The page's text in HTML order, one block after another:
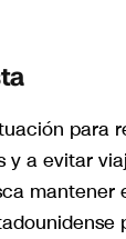
para
a evitar